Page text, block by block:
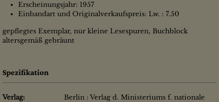
Erscheinungsjahr: 1957
Einbandart und Originalverkaufspreis: Lw. : 7.50
gepflegtes Exemplar, nur kleine Lesespuren, Buchblock
altersgemäß gebräunt
Spezifikation
Verlag:
Berlin : Verlag d. Ministeriums f. nationale